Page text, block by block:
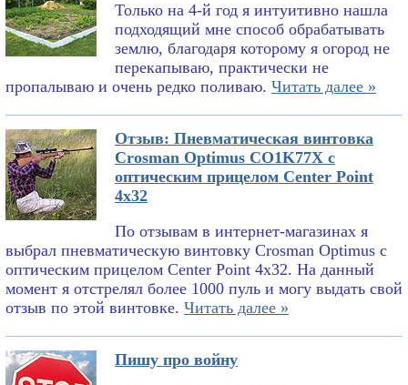
Только на 4-й год я интуитивно нашла
подходящий мне способ обрабатывать
землю, благодаря которому я огород не
перекапываю, практически не
пропалываю и очень редко поливаю. Читать далее »
Отзыв: Пневматическая винтовка
Crosman Optimus CO1K77X с
оптическим прицелом Center Point
4x32
По отзывам в интернет-магазинах я
выбрал пневматическую винтовку Crosman Optimus с
оптическим прицелом Center Point 4x32. На данный
момент я отстрелял более 1000 пуль и могу выдать свой
отзыв по этой винтовке. Читать далее »
Пишу про войну